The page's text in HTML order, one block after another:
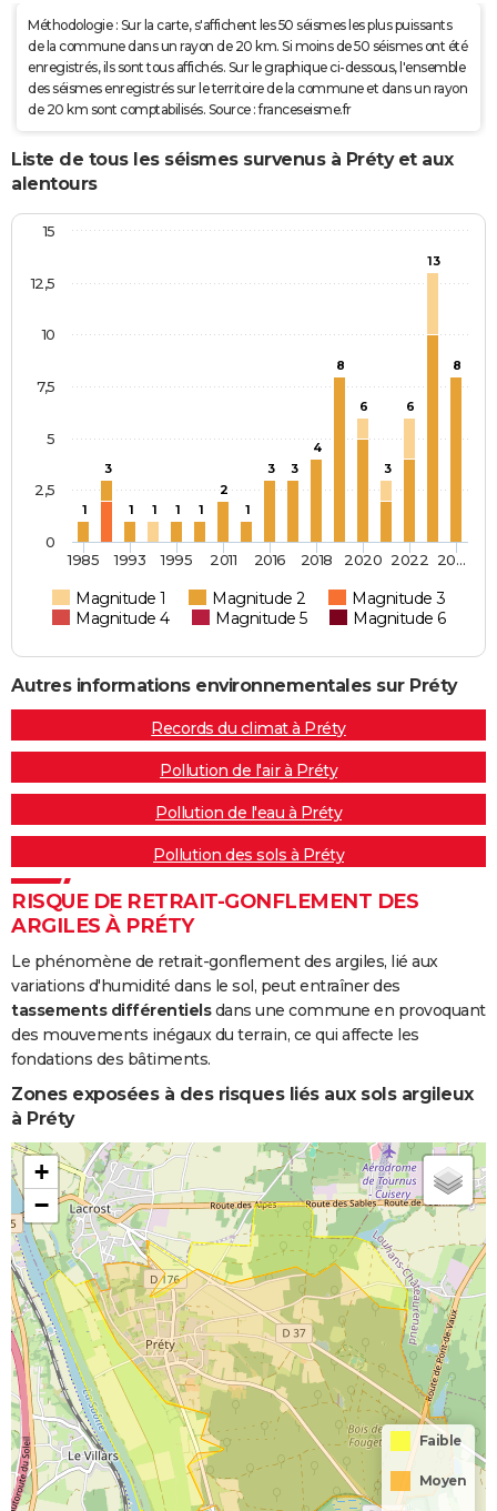
Méthodologie : Sur la carte, s'affichent les 50 séismes les plus puissants
de la commune dans un rayon de 20 km. Si moins de 50 séismes ont été
enregistrés, ils sont tous affichés. Sur le graphique ci-dessous, l'ensemble
des séismes enregistrés sur le territoire de la commune et dans un rayon
de 20 km sont comptabilisés. Source : franceseisme.fr
Liste de tous les séismes survenus à Préty et aux
alentours
1
3
1 1 1 1
2
1
3 3
4
8
6
3
6
13
8
Magnitude 1 Magnitude 2
Magnitude 3
Magnitude 4
Magnitude 5 Magnitude 6
1985 1993 1995 2011 2016 2018 2020 2022 20…
0
2,5
5
7,5
10
12,5
15
Autres informations environnementales sur Préty
Records du climat à Préty
Pollution de l'air à Préty
Pollution de l'eau à Préty
Pollution des sols à Préty
RISQUE DE RETRAIT-GONFLEMENT DES
ARGILES À PRÉTY
Le phénomène de retrait-gonflement des argiles, lié aux
variations d'humidité dans le sol, peut entraîner des
tassements différentielsdans une commune en provoquant
des mouvements inégaux du terrain, ce qui affecte les
fondations des bâtiments.
Zones exposées à des risques liés aux sols argileux
à Préty
+
−
Faible
Moyen